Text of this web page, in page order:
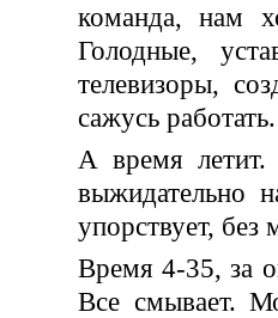
команда, нам
Голодные,
телевизоры,
сажусь работать.
А время
выжидательно
упорствует, без
Время 4-35, за
Все смывает.